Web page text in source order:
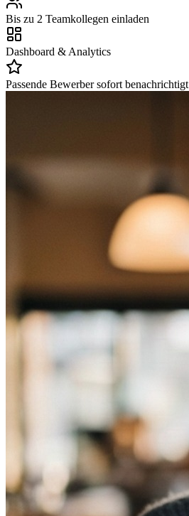
Bis zu 2 Teamkollegen einladen
Dashboard & Analytics
Passende Bewerber sofort benachrichtigt